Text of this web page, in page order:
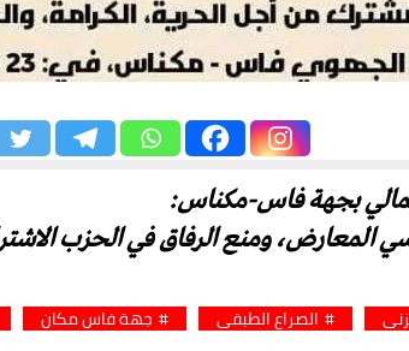
بجهة فاس-مكناس:
المعارض، ومنع الرفاق في الحزب
الصراع الطبقي جهة فاس مكان